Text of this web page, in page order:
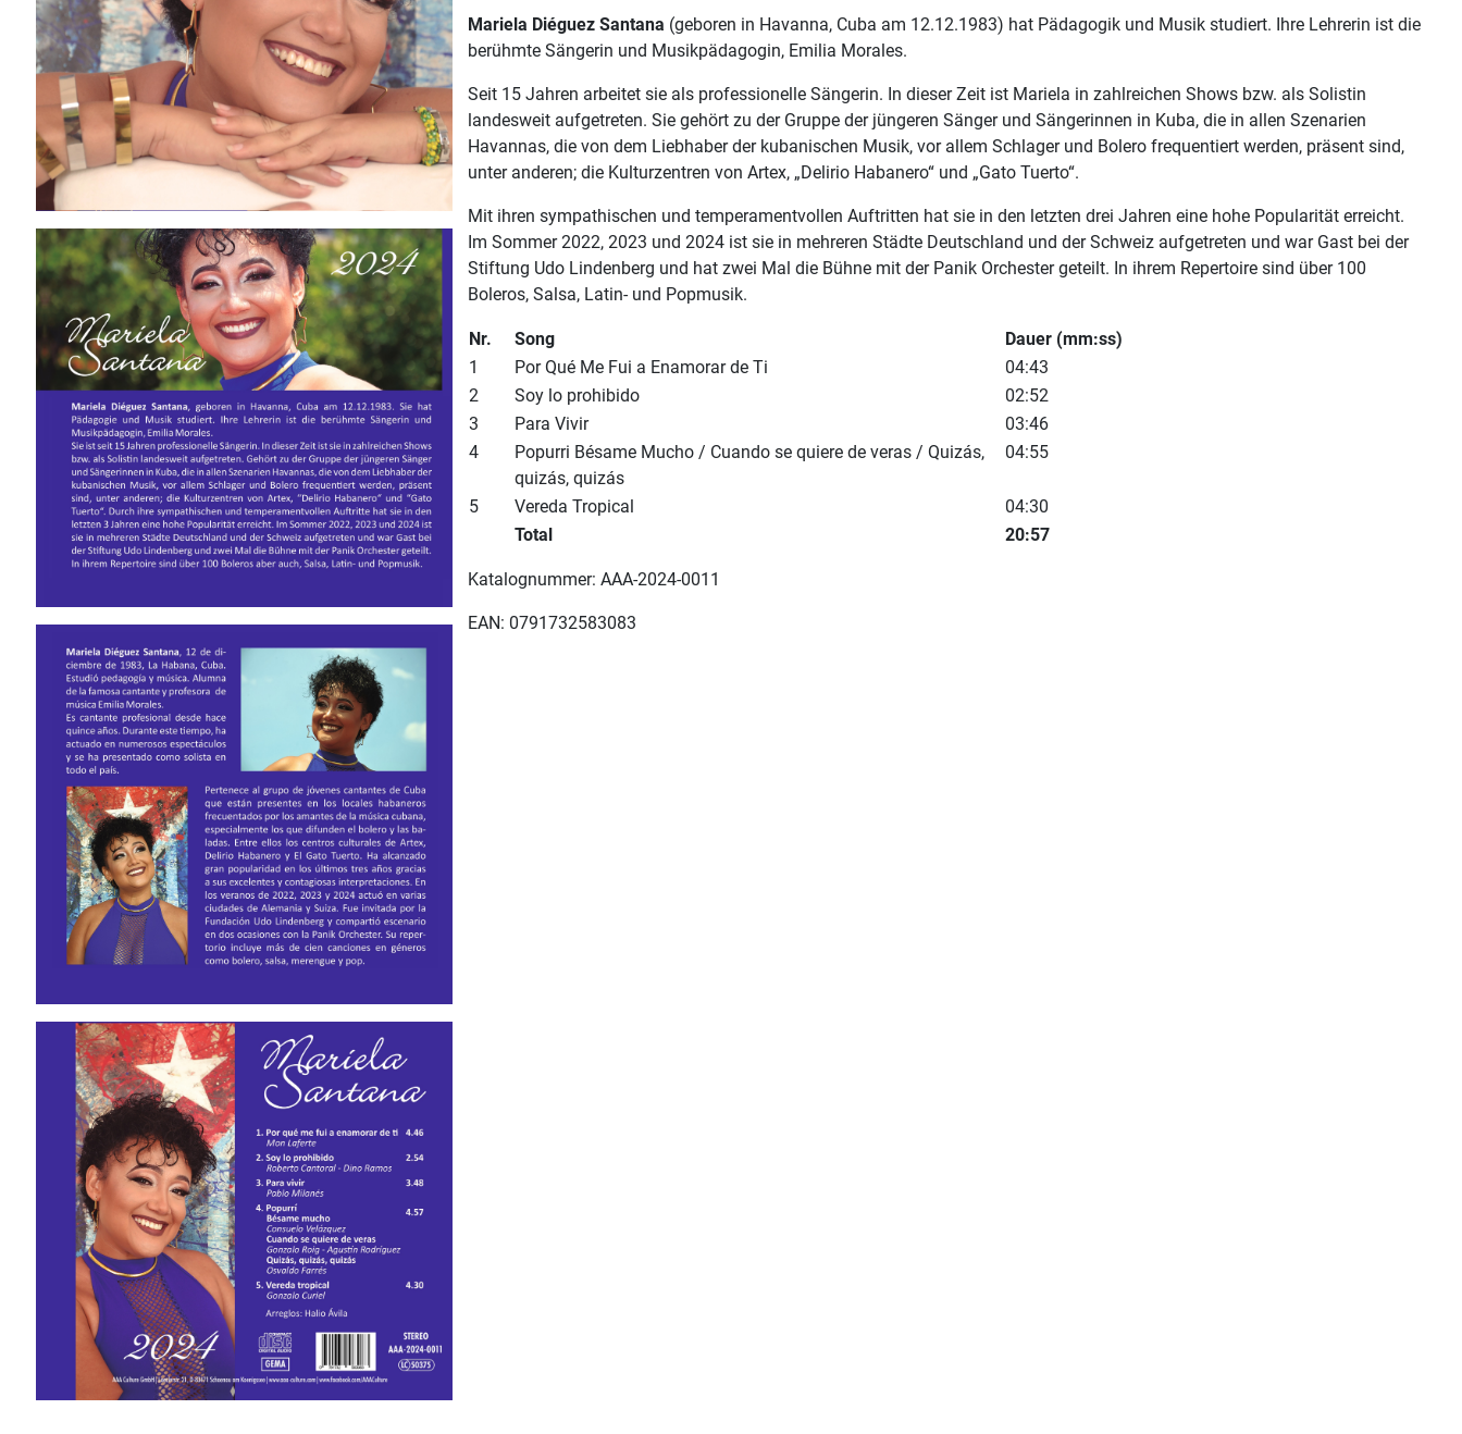
Mariela Diéguez Santana (geboren in Havanna, Cuba am 12.12.1983) hat Pädagogik und Musik studiert. Ihre Lehrerin ist die
berühmte Sängerin und Musikpädagogin, Emilia Morales.
Seit 15 Jahren arbeitet sie als professionelle Sängerin. In dieser Zeit ist Mariela in zahlreichen Shows bzw. als Solistin
landesweit aufgetreten. Sie gehört zu der Gruppe der jüngeren Sänger und Sängerinnen in Kuba, die in allen Szenarien
Havannas, die von dem Liebhaber der kubanischen Musik, vor allem Schlager und Bolero frequentiert werden, präsent sind,
unter anderen; die Kulturzentren von Artex, „Delirio Habanero“ und „Gato Tuerto“.
Mit ihren sympathischen und temperamentvollen Auftritten hat sie in den letzten drei Jahren eine hohe Popularität erreicht.
Im Sommer 2022, 2023 und 2024 ist sie in mehreren Städte Deutschland und der Schweiz aufgetreten und war Gast bei der
Stiftung Udo Lindenberg und hat zwei Mal die Bühne mit der Panik Orchester geteilt. In ihrem Repertoire sind über 100
Boleros, Salsa, Latin- und Popmusik.
Nr. Song
Dauer (mm:ss)
1
Por Qué Me Fui a Enamorar de Ti
04:43
2
Soy lo prohibido
02:52
3
Para Vivir
03:46
4
Popurri Bésame Mucho / Cuando se quiere de veras / Quizás,
quizás, quizás
04:55
5 Vereda Tropical
04:30
Total
20:57
Katalognummer: AAA-2024-0011
EAN: 0791732583083